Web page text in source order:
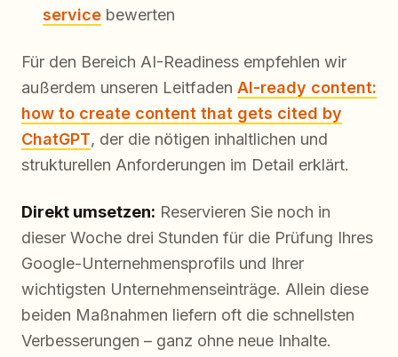
service bewerten
Für den Bereich AI-Readiness empfehlen wir
außerdem unseren Leitfaden AI-ready content:
how to create content that gets cited by
ChatGPT, der die nötigen inhaltlichen und
strukturellen Anforderungen im Detail erklärt.
Direkt umsetzen: Reservieren Sie noch in
dieser Woche drei Stunden für die Prüfung Ihres
Google-Unternehmensprofils und Ihrer
wichtigsten Unternehmenseinträge. Allein diese
beiden Maßnahmen liefern oft die schnellsten
Verbesserungen – ganz ohne neue Inhalte.